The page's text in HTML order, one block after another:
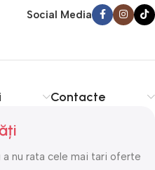
Social Media
Contacte
nu rata cele mai tari oferte